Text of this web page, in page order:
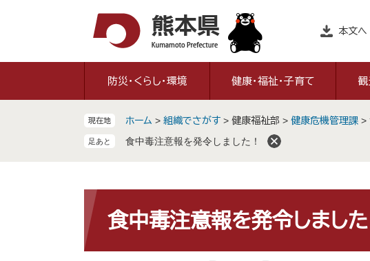
本文へ
防災・くらし・環境 健康・福祉・子育て 観
現在地 ホーム > 組織でさがす > 健康福祉部 > 健康危機管理課 >
食中毒注意報を発令しました！
文
食中毒注意報を発令しました